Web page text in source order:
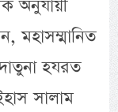
অনুযায়ী
মহাসম্মানিত
হযরত
সালাম